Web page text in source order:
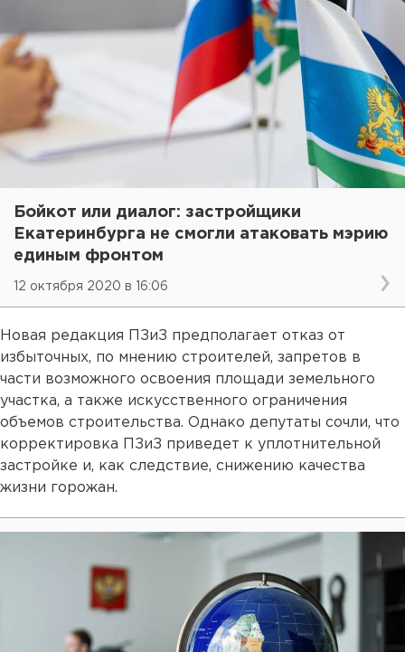
Бойкот или диалог: застройщики
Екатеринбурга не смогли атаковать мэрию
единым фронтом
12 октября 2020 в 16:06
Новая редакция ПЗиЗ предполагает отказ от
избыточных, по мнению строителей, запретов в
части возможного освоения площади земельного
участка, а также искусственного ограничения
объемов строительства. Однако депутаты сочли, что
корректировка ПЗиЗ приведет к уплотнительной
застройке и, как следствие, снижению качества
жизни горожан.